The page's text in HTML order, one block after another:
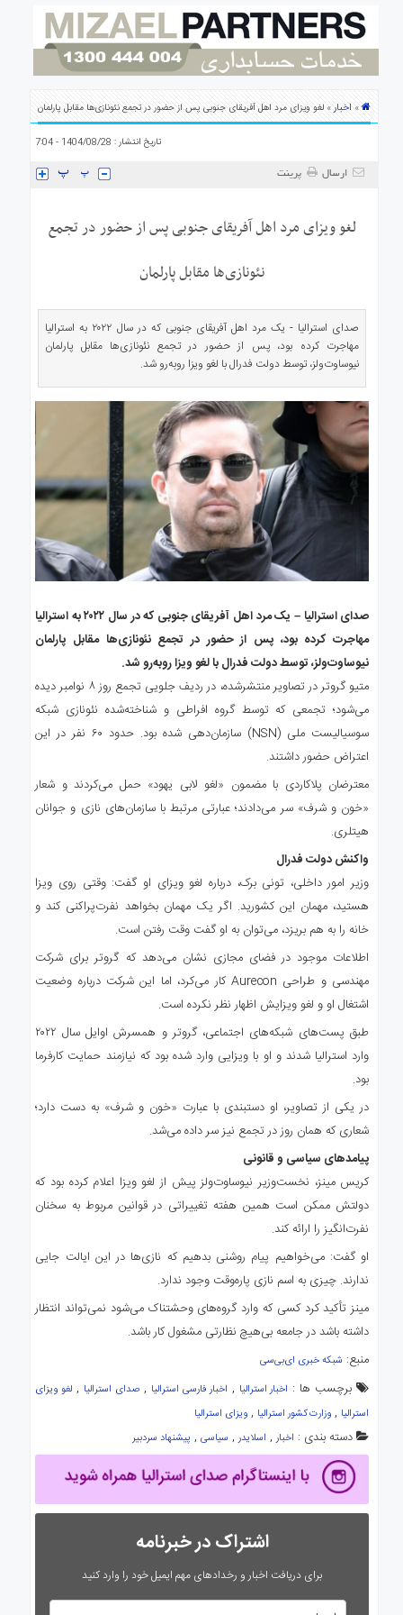
استرالیا
ارتباط» اخبار» لغو ویزای مرد اهل آفریقای جنوبی پس از حضور در تجمع نئونازی‌ها مقابل پارلمان
تاریخ انتشار : 1404/08/28 - 7:04
ارسال پرینت
لغو ویزای مرد اهل آفریقای جنوبی پس از حضور در تجمع
نئونازی‌ها مقابل پارلمان
صدای استرالیا - یک مرد اهل آفریقای جنوبی که در سال ۲۰۲۲ به استرالیا
مهاجرت کرده بود، پس از حضور در تجمع نئونازی‌ها مقابل پارلمان
نیوساوت‌ولز، توسط دولت فدرال با لغو ویزا روبه‌رو شد.
صدای استرالیا – یک مرد اهل آفریقای جنوبی که در سال ۲۰۲۲ به استرالیا
مهاجرت کرده بود، پس از حضور در تجمع نئونازی‌ها مقابل پارلمان
نیوساوت‌ولز، توسط دولت فدرال با لغو ویزا روبه‌رو شد.
متیو گروتر در تصاویر منتشرشده، در ردیف جلویی تجمع روز ۸ نوامبر دیده
می‌شود؛ تجمعی که توسط گروه افراطی و شناخته‌شده نئونازی شبکه
سوسیالیست ملی (NSN) سازمان‌دهی شده بود. حدود ۶۰ نفر در این
اعتراض حضور داشتند.
معترضان پلاکاردی با مضمون «لغو لابی یهود» حمل می‌کردند و شعار
«خون و شرف» سر می‌دادند؛ عبارتی مرتبط با سازمان‌های نازی و جوانان
هیتلری.
واکنش دولت فدرال
وزیر امور داخلی، تونی برک، درباره لغو ویزای او گفت: وقتی روی ویزا
هستید، مهمان این کشورید. اگر یک مهمان بخواهد نفرت‌پراکنی کند و
خانه را به هم بریزد، می‌توان به او گفت وقت رفتن است.
اطلاعات موجود در فضای مجازی نشان می‌دهد که گروتر برای شرکت
مهندسی و طراحی Aurecon کار می‌کرد، اما این شرکت درباره وضعیت
اشتغال او و لغو ویزایش اظهار نظر نکرده است.
طبق پست‌های شبکه‌های اجتماعی، گروتر و همسرش اوایل سال ۲۰۲۲
وارد استرالیا شدند و او با ویزایی وارد شده بود که نیازمند حمایت کارفرما
بود.
در یکی از تصاویر، او دستبندی با عبارت «خون و شرف» به دست دارد؛
شعاری که همان روز در تجمع نیز سر داده می‌شد.
پیامدهای سیاسی و قانونی
کریس مینز، نخست‌وزیر نیوساوت‌ولز پیش از لغو ویزا اعلام کرده بود که
دولتش ممکن است همین هفته تغییراتی در قوانین مربوط به سخنان
نفرت‌انگیز را ارائه کند.
او گفت: می‌خواهیم پیام روشنی بدهیم که نازی‌ها در این ایالت جایی
ندارند. چیزی به اسم نازی پاره‌وقت وجود ندارد.
مینز تأکید کرد کسی که وارد گروه‌های وحشتناک می‌شود نمی‌تواند انتظار
داشته باشد در جامعه بی‌هیچ نظارتی مشغول کار باشد.
منبع: شبکه خبری ای‌بی‌سی
برچسب ها : اخبار استرالیا , اخبار فارسی استرالیا ,صدای استرالیا , لغو ویزای
استرالیا , وزارت کشور استرالیا , ویزای استرالیا
دسته بندی : اخبار, اسلایدر, سیاسی, پیشنهاد سردبیر
اشتراک در خبرنامه
برای دریافت اخبار و رخدادهای مهم ایمیل خود را وارد کنید